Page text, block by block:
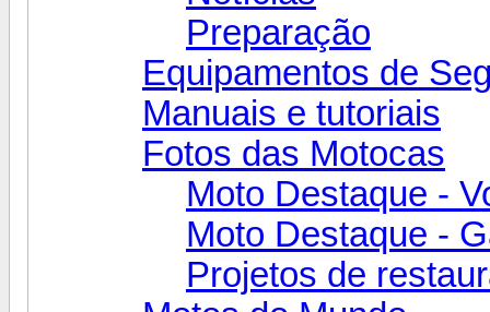
Preparação
Equipamentos de
Manuais e tutoriais
Fotos das Motocas
Moto Destaque -
Moto Destaque -
Projetos de